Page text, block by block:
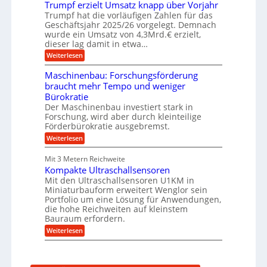
b
a
u
fn
f
ü
h
r
u
n
g
e
n
B
S
C
L
w
e
i
t
e
e
n
t
w
i
c
k
e
l
t
u
n
g
s
f
r
e
e
s
H
y
b
r
i
d
-
u
g
e
l
l
a
g
e
r
Trumpf erzielt Umsatz knapp über Vorjahr
Trumpf hat die vorläufigen Zahlen für das
Geschäftsjahr 2025/26 vorgelegt. Demnach
wurde ein Umsatz von 4,3Mrd.€ erzielt,
dieser lag damit in etwa…
Weiterlesen:
T
u
m
p
f
e
r
z
i
e
t
U
m
s
a
t
z
k
n
a
ü
Maschinenbau: Forschungsförderung
braucht mehr Tempo und weniger
Bürokratie
Der Maschinenbau investiert stark in
Forschung, wird aber durch kleinteilige
Förderbürokratie ausgebremst.
Weiterlesen:
M
s
c
h
i
n
e
n
b
a
u
Mit 3 Metern Reichweite
Kompakte Ultraschallsensoren
Mit den Ultraschallsensoren U1KM in
Miniaturbauform erweitert Wenglor sein
Portfolio um eine Lösung für Anwendungen,
die hohe Reichweiten auf kleinstem
Bauraum erfordern.
Weiterlesen:
K
p